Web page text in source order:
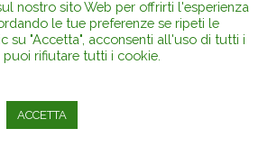
è da qualificare rifiuto speciale
“i rifiuti derivanti da attività di
dei rifiuti”.
nell’ordinamento giuridico sia italiano
smaltimento, ma è anche vero che
nostro sito Web per offrirti l'esperienza
le tue preferenze se ripeti le
su "Accetta", acconsenti all'uso di tutti i
rifiutare tutti i cookie.
ACCETTA